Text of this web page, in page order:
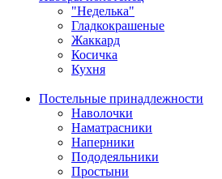
"Неделька"
Гладкокрашеные
Жаккард
Косичка
Кухня
Постельные принадлежности
Наволочки
Наматрасники
Наперники
Пододеяльники
Простыни